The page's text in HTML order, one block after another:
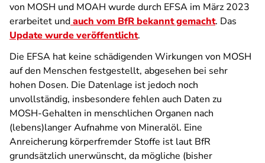
von MOSH und MOAH wurde durch EFSA im März 2023
erarbeitet undauch vom BfR bekannt gemacht. Das
Update wurde veröffentlicht.
Die EFSA hat keine schädigenden Wirkungen von MOSH
auf den Menschen festgestellt, abgesehen bei sehr
hohen Dosen. Die Datenlage ist jedoch noch
unvollständig, insbesondere fehlen auch Daten zu
MOSH-Gehalten in menschlichen Organen nach
(lebens)langer Aufnahme von Mineralöl. Eine
Anreicherung körperfremder Stoffe ist laut BfR
grundsätzlich unerwünscht, da mögliche (bisher